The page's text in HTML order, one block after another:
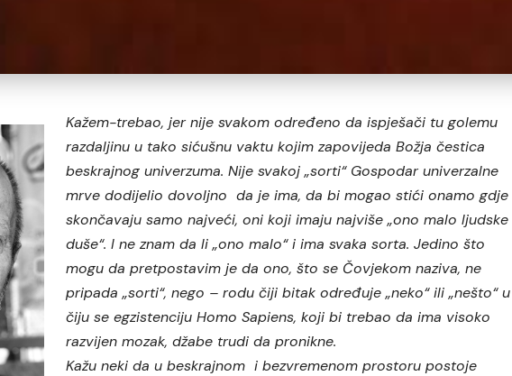
Kažem-trebao, jer nije svakom određeno da ispješači tu golemu
razdaljinu u tako sićušnu vaktu kojim zapovijeda Božja čestica
beskrajnog univerzuma. Nije svakoj „sorti“ Gospodar univerzalne
mrve dodijelio dovoljno da je ima, da bi mogao stići onamo gdje
skončavaju samo najveći, oni koji imaju najviše „ono malo ljudske
duše“. I ne znam da li „ono malo“ i ima svaka sorta. Jedino što
mogu da pretpostavim je da ono, što se Čovjekom naziva, ne
pripada „sorti“, nego – rodu čiji bitak određuje „neko“ ili „nešto“ u
čiju se egzistenciju Homo Sapiens, koji bi trebao da ima visoko
razvijen mozak, džabe trudi da pronikne.
Kažu neki da u beskrajnom i bezvremenom prostoru postoje